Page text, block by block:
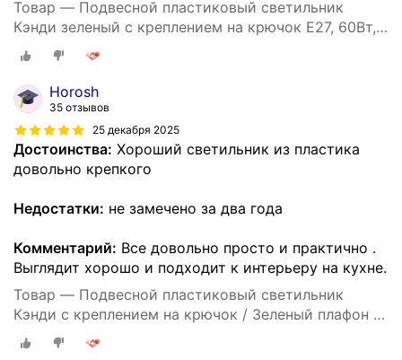
Товар — Подвесной пластиковый светильник
Кэнди зеленый с креплением на крючок Е27, 60Вт,
IP20, 220В, 290х170 мм, без ламп, НСБ 21-60-212
Horosh
35 отзывов
25 декабря 2025
Достоинства: Хороший светильник из пластика
довольно крепкого
Недостатки: не замечено за два года
Комментарий: Все довольно просто и практично .
Выглядит хорошо и подходит к интерьеру на кухне.
Товар — Подвесной пластиковый светильник
Кэнди с креплением на крючок / Зеленый плафон с
белым шнуром 80 см и направлением света вниз /
Люстра подвесная с цоколем Е27 / 60Вт / IP20 /